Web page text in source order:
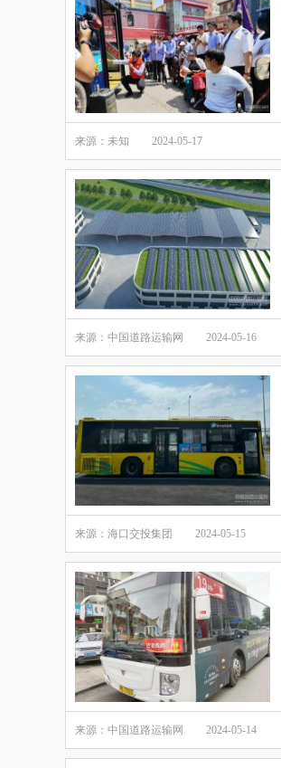
来源：未知 2024-05-17
来源：中国道路运输网 2024-05-16
来源：海口交投集团 2024-05-15
来源：中国道路运输网 2024-05-14